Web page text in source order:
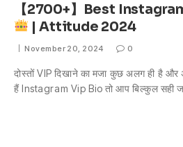
【2700+】Best
| Attitude 2024
November 20, 2024 0
दोस्तों VIP दिखाने का मजा कुछ अलग ही है
हैं Instagram Vip Bio तो आप बिल्कुल सही